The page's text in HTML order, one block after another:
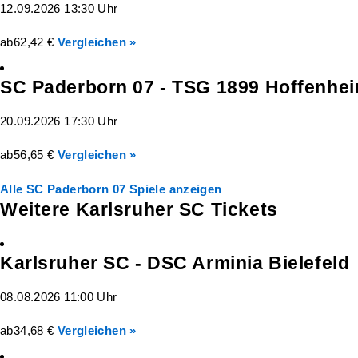
12.09.2026 13:30 Uhr
ab62,42 € Vergleichen »
SC Paderborn 07 - TSG 1899
20.09.2026 17:30 Uhr
ab56,65 € Vergleichen »
Alle SC Paderborn 07 Spiele anzeigen
Weitere Karlsruher SC Tickets
Karlsruher SC - DSC Arminia Bielefeld
08.08.2026 11:00 Uhr
ab34,68 € Vergleichen »